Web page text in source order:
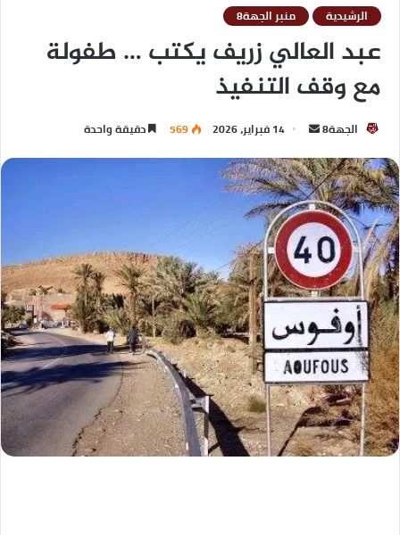
الرشيدية منبر الجهة8
عبد العالي زريف يكتب … طفولة
مع وقف التنفيذ
الجهة8 14 فبراير، 2026 569 دقيقة واحدة